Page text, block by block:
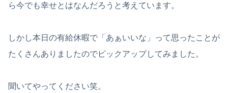
ら今でも幸せとはなんだろうと考えています。
しかし本日の有給休暇で「あぁいいな」って思ったことが
たくさんありましたのでピックアップしてみました。
聞いてやってください笑。